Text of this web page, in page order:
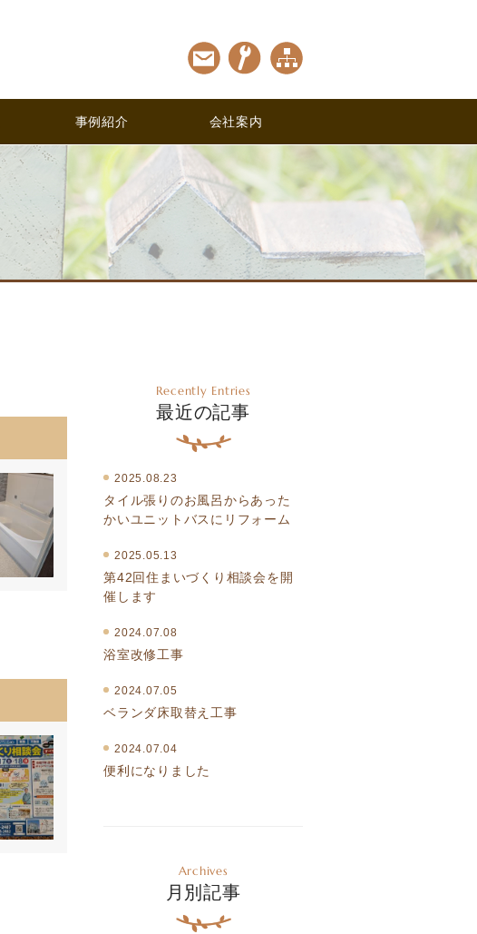
事例紹介 会社案内
Recently Entries
最近の記事
2025.08.23
タイル張りのお風呂からあった
かいユニットバスにリフォーム
2025.05.13
第42回住まいづくり相談会を開
催します
2024.07.08
浴室改修工事
2024.07.05
ベランダ床取替え工事
2024.07.04
便利になりました
Archives
月別記事